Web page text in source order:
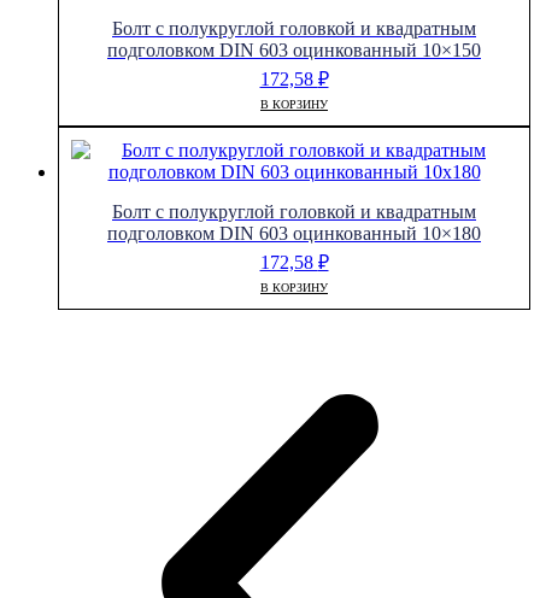
Болт с полукруглой головкой и квадратным
подголовком DIN 603 оцинкованный 10×150
172,58 ₽
В КОРЗИНУ
Болт с полукруглой головкой и квадратным
подголовком DIN 603 оцинкованный 10×180
172,58 ₽
В КОРЗИНУ